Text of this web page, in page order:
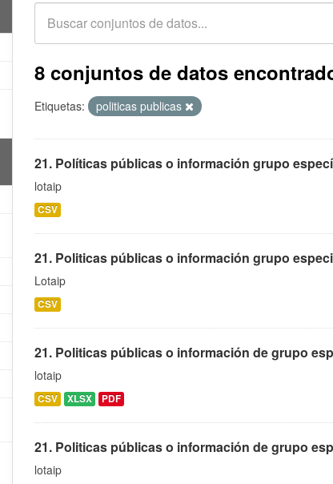
8 conjuntos de datos
Etiquetas: politicas publicas
21. Políticas públicas o información grupo
lotaip
CSV
21. Politicas públicas o información grupo
Lotaip
CSV
21. Politicas públicas o información de grupo
lotaip
CSV XLSX PDF
21. Politicas públicas o información de grupo
lotaip